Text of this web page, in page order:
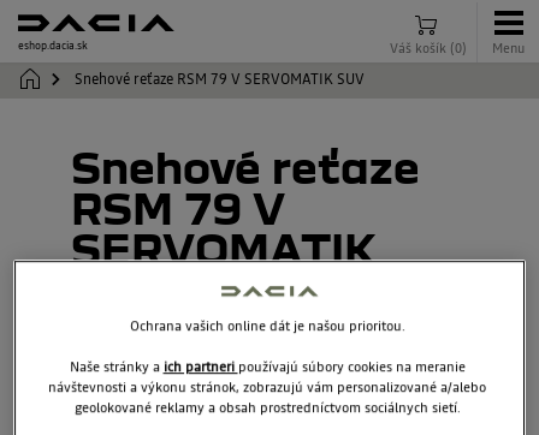
eshop.dacia.sk Váš košík (0) Menu
Snehové reťaze RSM 79 V SERVOMATIK SUV
Snehové reťaze
RSM 79 V
SERVOMATIK
Ochrana vašich online dát je našou prioritou.
Naše stránky a ich partneri používajú súbory cookies na meranie
návštevnosti a výkonu stránok, zobrazujú vám personalizované a/alebo
geolokované reklamy a obsah prostredníctvom sociálnych sietí.